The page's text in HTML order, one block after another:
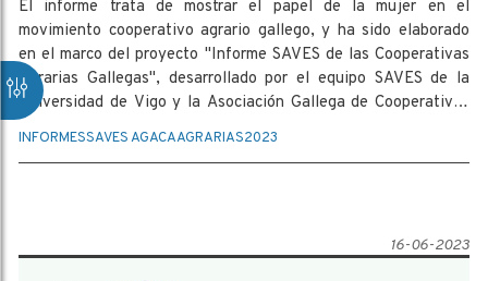
El informe trata de mostrar el papel de la mujer en el
movimiento cooperativo agrario gallego, y ha sido elaborado
en el marco del proyecto "Informe SAVES de las Cooperativas
Agrarias Gallegas", desarrollado por el equipo SAVES de la
Universidad de Vigo y la Asociación Gallega de Cooperativas
Agroalimentarias(AGACA).
INFORMESSAVES AGACAAGRARIAS2023
16-06-2023